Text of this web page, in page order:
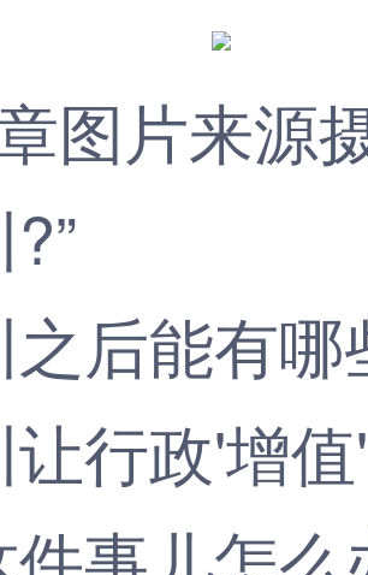
图片来源
后能有哪
行政'增值